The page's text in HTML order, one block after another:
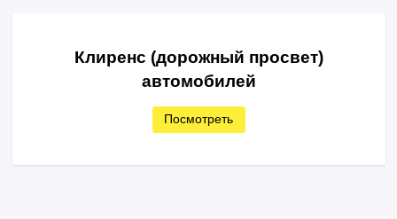
Клиренс (дорожный просвет)
автомобилей
Посмотреть